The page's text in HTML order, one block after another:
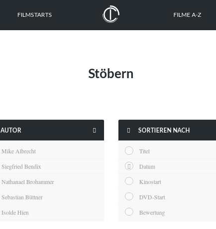
FILMSTARTS FILME A-Z
Stöbern
AUTOR 
Mike Albrecht
Siegfried Bendix
Nathanael Brohammer
Sebastian Büttner
Isolde Hien
 SORTIEREN NACH
Titel
Datum
Kinostart
DVD-Start
Bewertung